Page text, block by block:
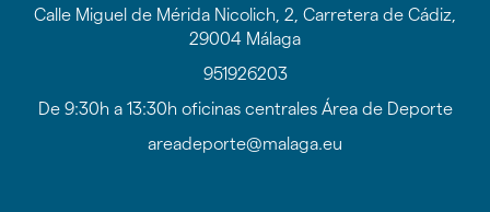
Calle Miguel de Mérida Nicolich, 2, Carretera de Cádiz,
29004 Málaga
951926203
De 9:30h a 13:30h oficinas centrales Área de Deporte
areadeporte@malaga.eu